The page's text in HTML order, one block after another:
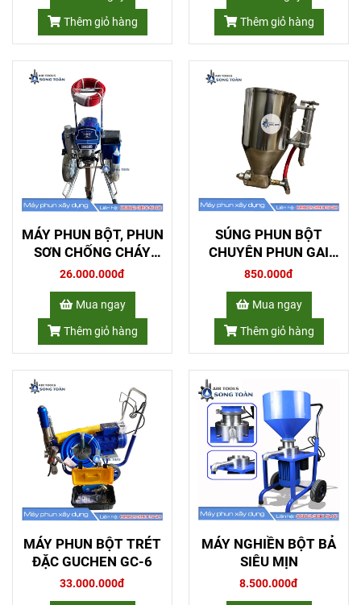
Thêm giỏ hàng
Thêm giỏ hàng
MÁY PHUN BỘT, PHUN
SƠN CHỐNG CHÁY
3095HD
26.000.000đ
Mua ngay
Thêm giỏ hàng
SÚNG PHUN BỘT
CHUYÊN PHUN GAI
SẦN 8149
850.000đ
Mua ngay
Thêm giỏ hàng
MÁY PHUN BỘT TRÉT
ĐẶC GUCHEN GC-6
33.000.000đ
MÁY NGHIỀN BỘT BẢ
SIÊU MỊN
8.500.000đ